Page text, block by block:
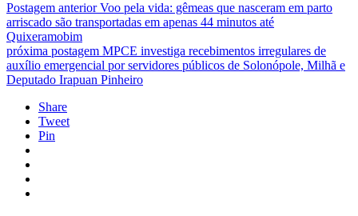
Postagem anterior Voo pela vida: gêmeas que nasceram em parto
arriscado são transportadas em apenas 44 minutos até
Quixeramobim
próxima postagem MPCE investiga recebimentos irregulares de
auxílio emergencial por servidores públicos de Solonópole, Milhã e
Deputado Irapuan Pinheiro
Share
Tweet
Pin